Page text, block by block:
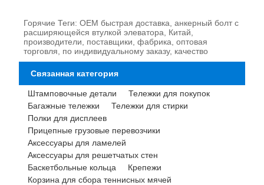
Горячие Теги: OEM быстрая доставка, анкерный болт с
расширяющейся втулкой элеватора, Китай,
производители, поставщики, фабрика, оптовая
торговля, по индивидуальному заказу, качество
Связанная категория
Штамповочные детали
Тележки для покупок
Багажные тележки
Тележки для стирки
Полки для дисплеев
Прицепные грузовые перевозчики
Аксессуары для ламелей
Аксессуары для решетчатых стен
Баскетбольные кольца
Крепежи
Корзина для сбора теннисных мячей